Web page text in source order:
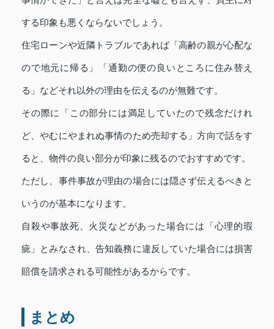
する印象も悪くならないでしょう。
住宅ローンや近隣トラブルであれば「高齢の親が心配な
ので地元に帰る」「通勤の便の良いところに住み替え
る」などそれ以外の理由を伝えるのが無難です。
その際に「この部分には満足していたので残念だけれ
ど、やむにやまれぬ事情のため売却する」方向で話をす
ると、物件の良い部分が印象に残るのでおすすめです。
ただし、事件事故が理由の場合には隠さず伝えるべきと
いうのが基本になります。
自殺や事故死、火災などがあった場合には「心理的瑕
疵」とみなされ、告知義務に違反していた場合には損害
賠償を請求される可能性があるからです。
まとめ